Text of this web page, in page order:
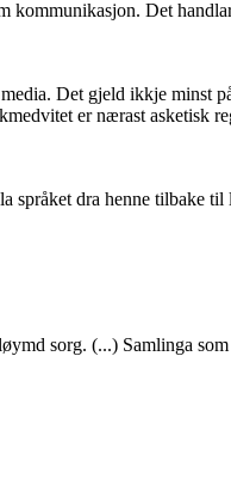
Det
Det gjeld ikkje minst
er nærast asketisk
språket dra henne tilbake til
sorg. (...) Samlinga